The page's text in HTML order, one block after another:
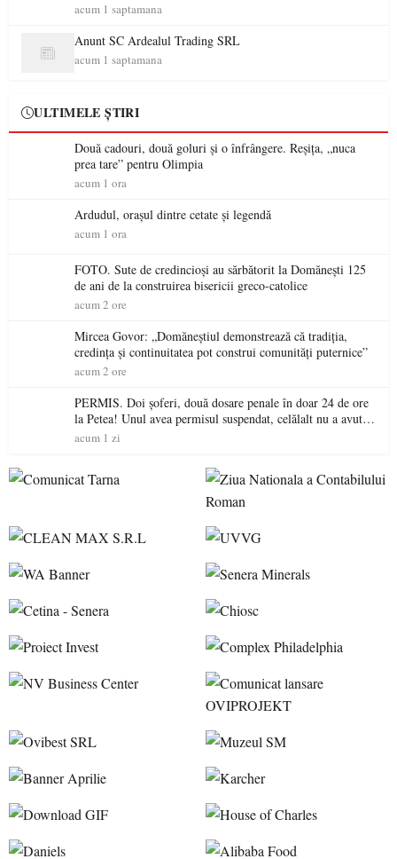
acum 1 saptamana
Anunt SC Ardealul Trading SRL
acum 1 saptamana
ULTIMELE ȘTIRI
Două cadouri, două goluri și o înfrângere. Reșița, „nuca
prea tare” pentru Olimpia
acum 1 ora
Ardudul, orașul dintre cetate și legendă
acum 1 ora
FOTO. Sute de credincioși au sărbătorit la Domănești 125
de ani de la construirea bisericii greco-catolice
acum 2 ore
Mircea Govor: „Domăneștiul demonstrează că tradiția,
credința și continuitatea pot construi comunități puternice”
acum 2 ore
PERMIS. Doi șoferi, două dosare penale în doar 24 de ore
la Petea! Unul avea permisul suspendat, celălalt nu a avut
niciodată permis
acum 1 zi